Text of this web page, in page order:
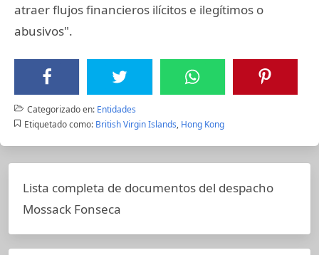
atraer flujos financieros ilícitos e ilegítimos o
abusivos".
Categorizado en: Entidades
Etiquetado como: British Virgin Islands, Hong Kong
Lista completa de documentos del despacho
Mossack Fonseca